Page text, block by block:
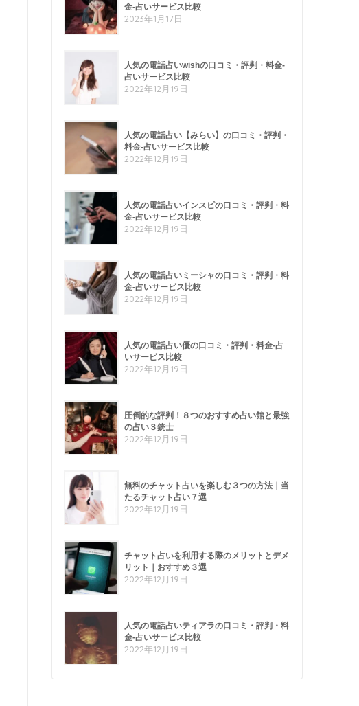
金-占いサービス比較
2023年1月17日
人気の電話占いwishの口コミ・評判・料金-
占いサービス比較
2022年12月19日
人気の電話占い【みらい】の口コミ・評判・
料金-占いサービス比較
2022年12月19日
人気の電話占いインスピの口コミ・評判・料
金-占いサービス比較
2022年12月19日
人気の電話占いミーシャの口コミ・評判・料
金-占いサービス比較
2022年12月19日
人気の電話占い優の口コミ・評判・料金-占
いサービス比較
2022年12月19日
圧倒的な評判！８つのおすすめ占い館と最強
の占い３銃士
2022年12月19日
無料のチャット占いを楽しむ３つの方法｜当
たるチャット占い７選
2022年12月19日
チャット占いを利用する際のメリットとデメ
リット｜おすすめ３選
2022年12月19日
人気の電話占いティアラの口コミ・評判・料
金-占いサービス比較
2022年12月19日